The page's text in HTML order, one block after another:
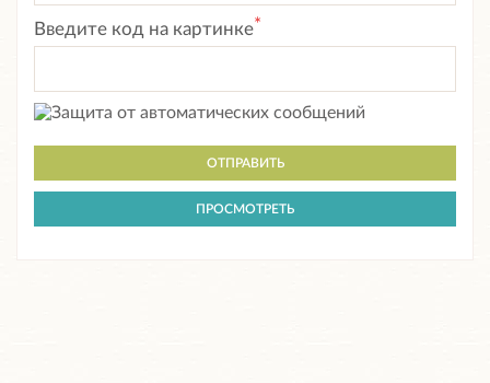
Введите код на картинке*